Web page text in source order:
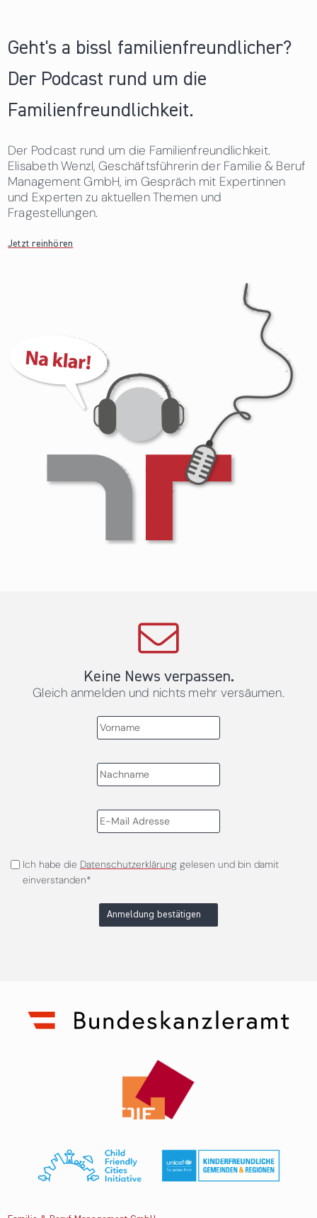
Geht's a bissl familienfreundlicher?
Der Podcast rund um die
Familienfreundlichkeit.
Der Podcast rund um die Familienfreundlichkeit.
Elisabeth Wenzl, Geschäftsführerin der Familie & Beruf
Management GmbH, im Gespräch mit Expertinnen
und Experten zu aktuellen Themen und
Fragestellungen.
Jetzt reinhören
Keine News verpassen.
Gleich anmelden und nichts mehr versäumen.
Ich habe die Datenschutzerklärunggelesen und bin damit
einverstanden*
Anmeldung bestätigen